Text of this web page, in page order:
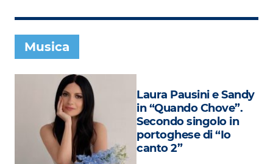
Foto
Speciali
Oroscopo
Radio Subasio Music Club
Sanremo 2026
Musica
Laura Pausini e Sandy
in “Quando Chove”.
Secondo singolo in
portoghese di “Io
canto 2”